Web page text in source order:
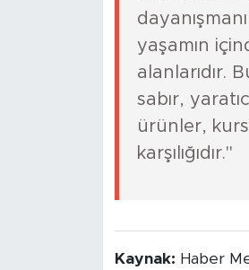
yaşamın
alanlarıdır.
sabır,
ürünler,
karşılığıdır."
Kaynak: Haber